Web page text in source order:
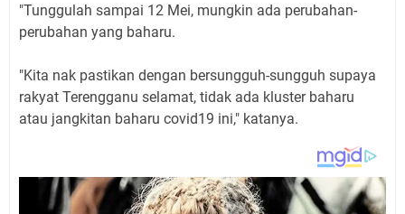
"Tunggulah sampai 12 Mei, mungkin ada perubahan-
perubahan yang baharu.
"Kita nak pastikan dengan bersungguh-sungguh supaya
rakyat Terengganu selamat, tidak ada kluster baharu
atau jangkitan baharu covid19 ini," katanya.